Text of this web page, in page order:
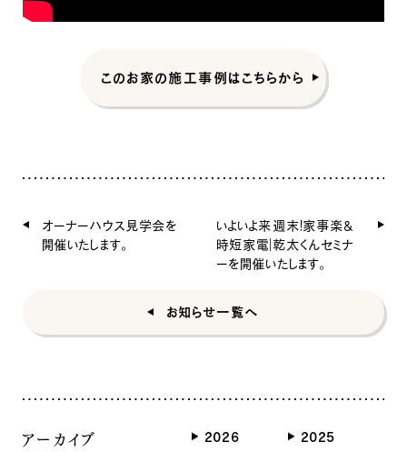
このお家の施工事例はこちらから
オーナーハウス見学会を
開催いたします。
いよいよ来週末！家事楽＆
時短家電｜乾太くんセミナ
ーを開催いたします。
お知らせ一覧へ
アーカイブ 2026
2025